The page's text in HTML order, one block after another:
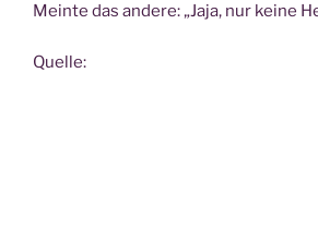
Mein­te das ande­re: „Jaja, nur kei­ne
Quel­le: